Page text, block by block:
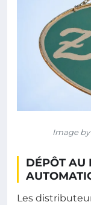
Image
DÉPÔT AU
Les